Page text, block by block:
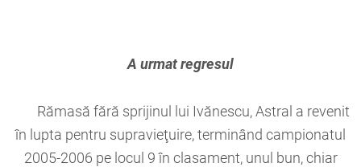
A urmat regresul
Rămasă fără sprijinul lui Ivănescu, Astral a revenit
în lupta pentru supravieţuire, terminând campionatul
2005-2006 pe locul 9 în clasament, unul bun, chiar